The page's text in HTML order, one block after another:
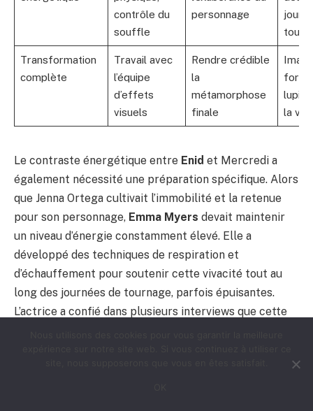
contrôle du
souffle
personnage
Transformation
complète
Travail avec
l’équipe
d’effets
visuels
Rendre crédible
la
métamorphose
finale
la voir
Le contraste énergétique entre Enid et Mercredi a
également nécessité une préparation spécifique. Alors
que Jenna Ortega cultivait l’immobilité et la retenue
pour son personnage, Emma Myers devait maintenir
un niveau d’énergie constamment élevé. Elle a
développé des techniques de respiration et
d’échauffement pour soutenir cette vivacité tout au
long des journées de tournage, parfois épuisantes.
L’actrice a confié dans plusieurs interviews que cette